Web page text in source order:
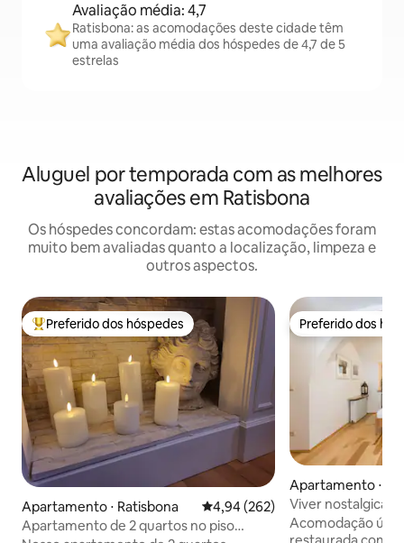
Avaliação média: 4,7
Ratisbona: as acomodações deste cidade têm
uma avaliação média dos hóspedes de 4,7 de 5
estrelas
Aluguel por temporada com as melhores
avaliações em Ratisbona
Os hóspedes concordam: estas acomodações foram
muito bem avaliadas quanto a localização, limpeza e
outros aspectos.
Entre os melhores preferidos dos hóspedes
Preferido dos hóspedes
Apartamento ⋅ Ratisbona 4,94 de uma avaliação média de
4,94 (262)
Apartamento de 2 quartos no piso
Preferido dos
Preferido dos
Apartamento ⋅
Viver
localização
Acomodação